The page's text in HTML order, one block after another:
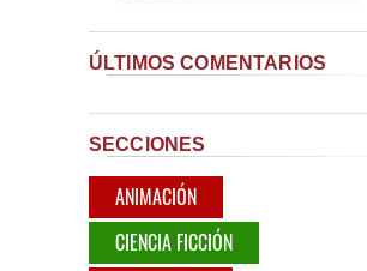
ÚLTIMOS COMENTARIOS
SECCIONES
ANIMACIÓN
CIENCIA FICCIÓN